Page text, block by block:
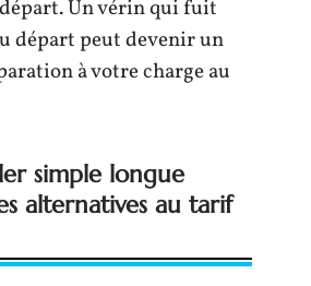
Un vérin qui fuit
départ peut devenir un
à votre charge au
simple longue
alternatives au tarif